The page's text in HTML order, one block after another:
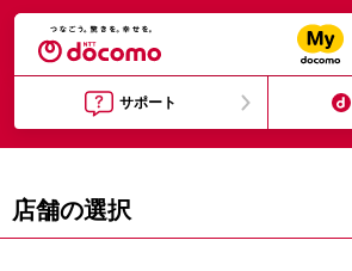
サポート
店舗の選択